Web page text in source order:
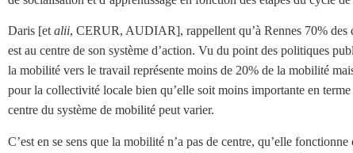
Daris [etalii, CERUR, AUDIAR], rappellent qu’à Rennes 70% des
est au centre de son système d’action. Vu du point des politiques
la mobilité vers le travail représente moins de 20% de la mobilité
pour la collectivité locale bien qu’elle soit moins importante en
centre du système de mobilité peut varier.
C’est en se sens que la mobilité n’a pas de centre, qu’elle